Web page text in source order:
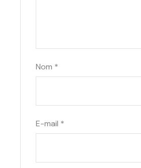
Nom *
E-mail *